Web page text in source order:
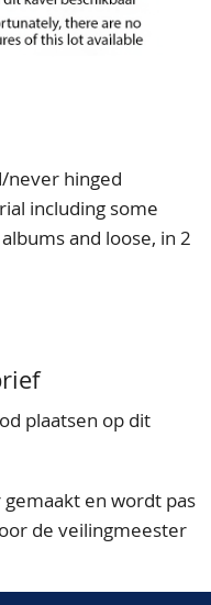
never hinged
including some
and loose, in 2
plaatsen op dit
en wordt pas
de veilingmeester